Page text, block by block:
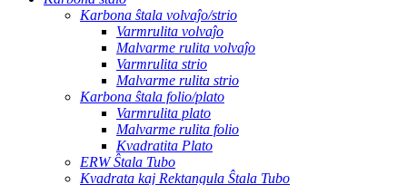
Karbona ŝtala volvaĵo/strio
Varmrulita volvaĵo
Malvarme rulita volvaĵo
Varmrulita strio
Malvarme rulita strio
Karbona ŝtala folio/plato
Varmrulita plato
Malvarme rulita folio
Kvadratita Plato
ERW Ŝtala Tubo
Kvadrata kaj Rektangula Ŝtala Tubo